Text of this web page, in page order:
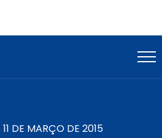
11 DE MARÇO DE 2015